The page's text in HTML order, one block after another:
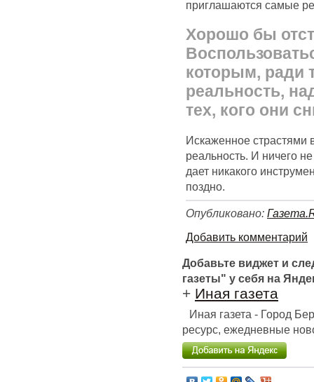
приглашаются самые
Хорошо бы
которым, ради
реальность,
тех, кого они
Искаженное страстями
реальность. И ничего
дает никакого
поздно.
Опубликовано:
Добавить комментарий
Добавьте виджет и
газеты" у себя на
+ Иная газета
Иная газета - Город
ресурс, ежедневные